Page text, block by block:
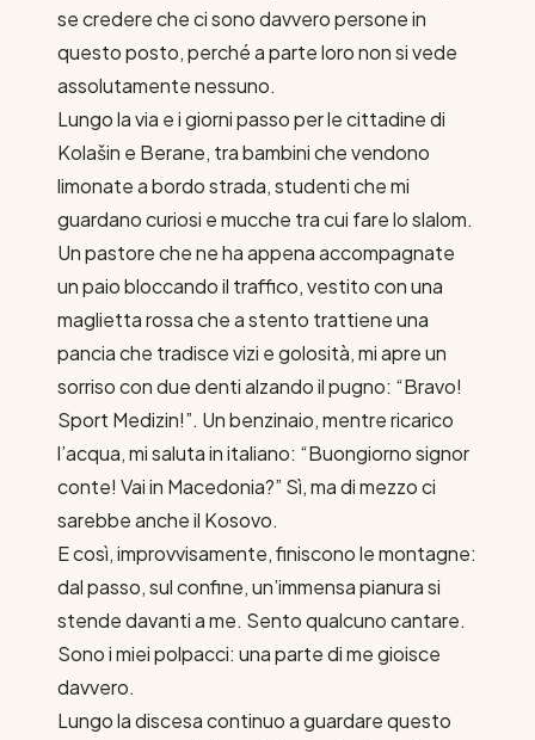
se credere che ci sono davvero persone in
questo posto, perché a parte loro non si vede
assolutamente nessuno.
Lungo la via e i giorni passo per le cittadine di
Kolašin e Berane, tra bambini che vendono
limonate a bordo strada, studenti che mi
guardano curiosi e mucche tra cui fare lo slalom.
Un pastore che ne ha appena accompagnate
un paio bloccando il traffico, vestito con una
maglietta rossa che a stento trattiene una
pancia che tradisce vizi e golosità, mi apre un
sorriso con due denti alzando il pugno: “Bravo!
Sport Medizin!”. Un benzinaio, mentre ricarico
l’acqua, mi saluta in italiano: “Buongiorno signor
conte! Vai in Macedonia?” Sì, ma di mezzo ci
sarebbe anche il Kosovo.
E così, improvvisamente, finiscono le montagne:
dal passo, sul confine, un’immensa pianura si
stende davanti a me. Sento qualcuno cantare.
Sono i miei polpacci: una parte di me gioisce
davvero.
Lungo la discesa continuo a guardare questo